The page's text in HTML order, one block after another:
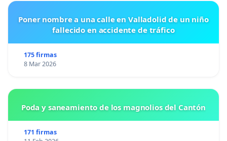
Poner nombre a una calle en Valladolid de un niño
fallecido en accidente de tráfico
175 firmas
8 Mar 2026
Poda y saneamiento de los magnolios del Cantón
171 firmas